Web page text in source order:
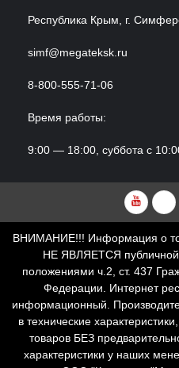
Республика Крым, г.
simf@megateksk.ru
8-800-555-71-06
Время работы:
9:00 — 18:00, суббота с
ВНИМАНИЕ!!! Информация о
НЕ ЯВЛЯЕТСЯ
положениями ч.2, ст. 437
Федерации. Интернет
информационный.
в технические
товаров БЕЗ
характеристики у наших